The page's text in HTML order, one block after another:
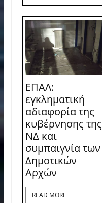
ΕΠΑΛ:
εγκληματική
αδιαφορία της
κυβέρνησης της
ΝΔ και
συμπαιγνία των
Δημοτικών
Αρχών
READ MORE